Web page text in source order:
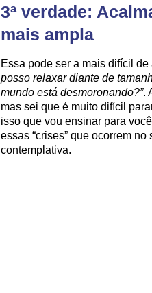
3ª verdade:
mais ampla
Essa pode ser a mais difícil
posso relaxar diante de
mundo está desmoronando?”.
mas sei que é muito difícil
isso que vou ensinar para
essas “crises” que ocorrem
contemplativa.